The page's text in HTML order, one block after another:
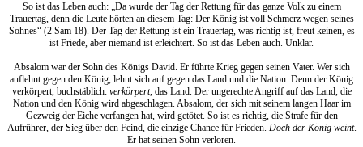
So ist das Leben auch: „Da wurde der Tag der Rettung für das ganze Volk zu einem
Trauertag, denn die Leute hörten an diesem Tag: Der König ist voll Schmerz wegen seines
Sohnes“ (2 Sam 18). Der Tag der Rettung ist ein Trauertag, was richtig ist, freut keinen, es
ist Friede, aber niemand ist erleichtert. So ist das Leben auch. Unklar.
Absalom war der Sohn des Königs David. Er führte Krieg gegen seinen Vater. Wer sich
auflehnt gegen den König, lehnt sich auf gegen das Land und die Nation. Denn der König
verkörpert, buchstäblich: verkörpert, das Land. Der ungerechte Angriff auf das Land, die
Nation und den König wird abgeschlagen. Absalom, der sich mit seinem langen Haar im
Gezweig der Eiche verfangen hat, wird getötet. So ist es richtig, die Strafe für den
Aufrührer, der Sieg über den Feind, die einzige Chance für Frieden. Doch der König weint.
Er hat seinen Sohn verloren.